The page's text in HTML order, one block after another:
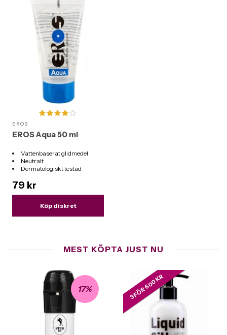
EROS
EROS Aqua 50 ml
Vattenbaserat glidmedel
Neutralt
Dermatologiskt testad
79 kr
Köp diskret
MEST KÖPTA JUST NU
17% 3 FÖR 600 KR